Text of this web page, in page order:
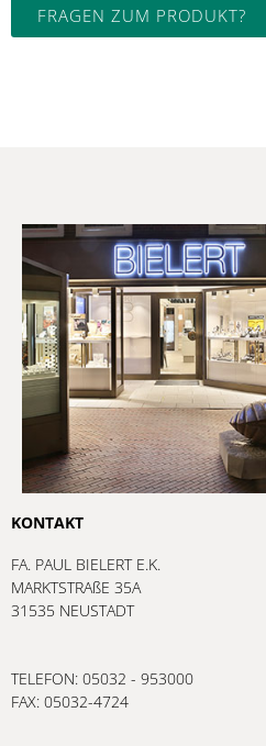
FRAGEN ZUM PRODUKT?
KONTAKT
FA. PAUL BIELERT E.K.
MARKTSTRAßE 35A
31535 NEUSTADT
TELEFON: 05032 - 953000
FAX: 05032-4724